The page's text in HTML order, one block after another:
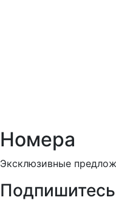
Номера
Эксклюзивные
Подпишитесь